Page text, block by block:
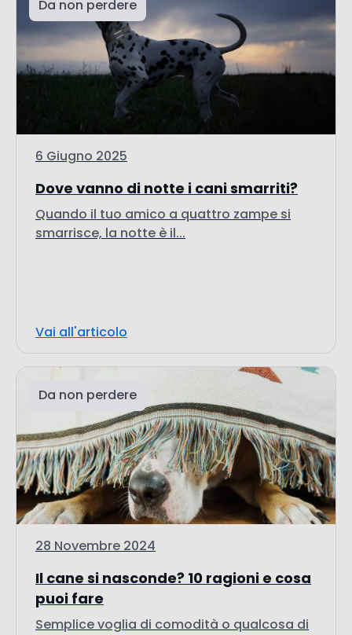
6 Giugno 2025
Dove vanno di notte i cani smarriti?
Quando il tuo amico a quattro zampe si
smarrisce, la notte è il...
28 Novembre 2024
Il cane si nasconde? 10 ragioni e cosa
puoi fare
Semplice voglia di comodità o qualcosa di